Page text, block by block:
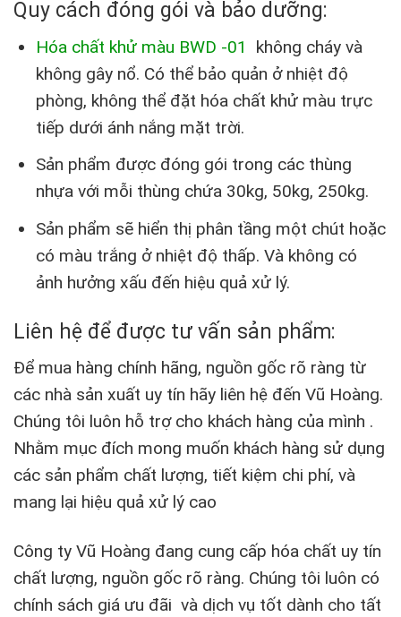
Quy cách đóng gói và bảo dưỡng:
Hóa chất khử màu BWD -01
không cháy và
không gây nổ. Có thể bảo quản ở nhiệt độ
phòng, không thể đặt hóa chất khử màu trực
tiếp dưới ánh nắng mặt trời.
Sản phẩm được đóng gói trong các thùng
nhựa với mỗi thùng chứa 30kg, 50kg, 250kg.
Sản phẩm sẽ hiển thị phân tầng một chút hoặc
có màu trắng ở nhiệt độ thấp. Và không có
ảnh hưởng xấu đến hiệu quả xử lý.
Liên hệ để được tư vấn sản phẩm:
Để mua hàng chính hãng, nguồn gốc rõ ràng từ
các nhà sản xuất uy tín hãy liên hệ đến Vũ Hoàng.
Chúng tôi luôn hỗ trợ cho khách hàng của mình .
Nhằm mục đích mong muốn khách hàng sử dụng
các sản phẩm chất lượng, tiết kiệm chi phí, và
mang lại hiệu quả xử lý cao
Công ty Vũ Hoàng đang cung cấp hóa chất uy tín
chất lượng, nguồn gốc rõ ràng. Chúng tôi luôn có
chính sách giá ưu đãi và dịch vụ tốt dành cho tất